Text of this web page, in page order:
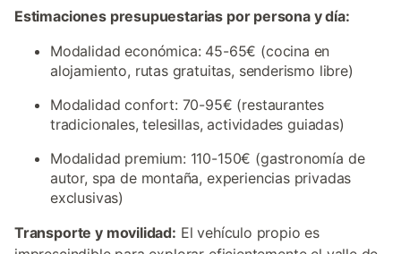
Estimaciones presupuestarias por persona y día:
Modalidad económica: 45-65€ (cocina en
alojamiento, rutas gratuitas, senderismo libre)
Modalidad confort: 70-95€ (restaurantes
tradicionales, telesillas, actividades guiadas)
Modalidad premium: 110-150€ (gastronomía de
autor, spa de montaña, experiencias privadas
exclusivas)
Transporte y movilidad: El vehículo propio es